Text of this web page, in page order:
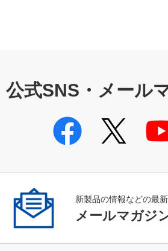
公式SNS・メール
新製品の情報などの最
メールマガジ